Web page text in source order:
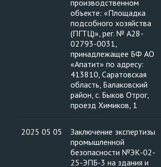
производственном
объекте: «Площадка
подсобного хозяйства
(ПГТЦ)», рег. № А28-
02793-0031,
принадлежащее БФ АО
«Апатит» по адресу:
413810, Саратовская
область, Балаковский
район, с. Быков Отрог,
проезд Химиков, 1
2025 05 05
Заключение экспертизы
промышленной
безопасности №ЭК-02-
25-ЭПБ-3 на здания и